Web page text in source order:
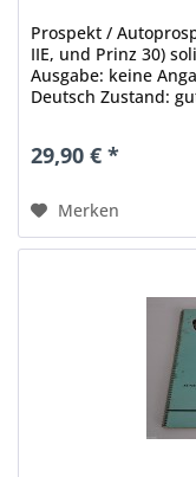
Prospekt /
IIE, und Prinz 30)
Ausgabe: keine
Deutsch Zustand:
29,90 € *
Merken